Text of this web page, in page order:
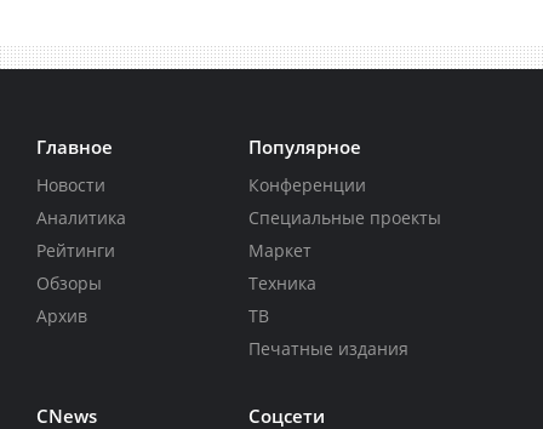
Главное
Новости
Аналитика
Рейтинги
Обзоры
Архив
Популярное
Конференции
Специальные проекты
Маркет
Техника
ТВ
Печатные издания
CNews Соцсети